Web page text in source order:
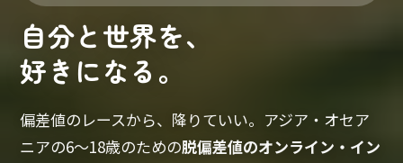
自分と世界を、
好きになる。
偏差値のレースから、降りていい。アジア・オセア
ニアの6〜18歳のための脱偏差値のオンライン・イン